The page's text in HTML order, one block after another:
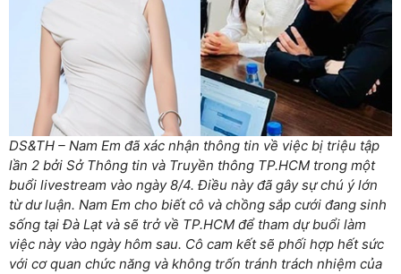
DS&TH – Nam Em đã xác nhận thông tin về việc bị triệu tập
lần 2 bởi Sở Thông tin và Truyền thông TP.HCM trong một
buổi livestream vào ngày 8/4. Điều này đã gây sự chú ý lớn
từ dư luận. Nam Em cho biết cô và chồng sắp cưới đang sinh
sống tại Đà Lạt và sẽ trở về TP.HCM để tham dự buổi làm
việc này vào ngày hôm sau. Cô cam kết sẽ phối hợp hết sức
với cơ quan chức năng và không trốn tránh trách nhiệm của